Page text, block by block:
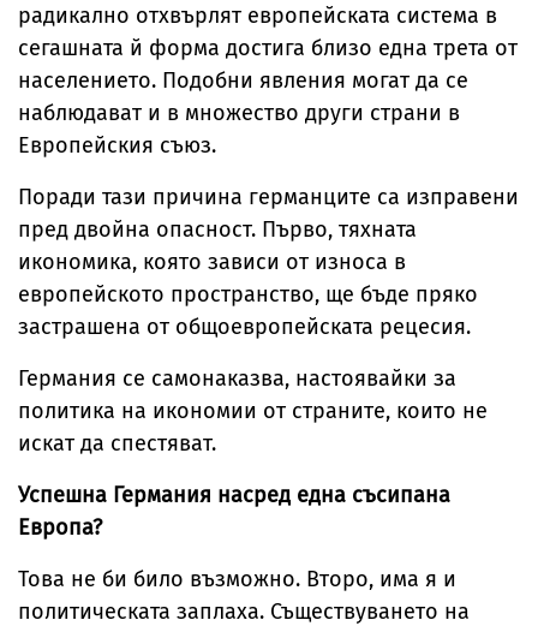
радикално отхвърлят европейската система в
сегашната й форма достига близо една трета от
населението. Подобни явления могат да се
наблюдават и в множество други страни в
Европейския съюз.
Поради тази причина германците са изправени
пред двойна опасност. Първо, тяхната
икономика, която зависи от износа в
европейското пространство, ще бъде пряко
застрашена от общоевропейската рецесия.
Германия се самонаказва, настоявайки за
политика на икономии от страните, които не
искат да спестяват.
Успешна Германия насред една съсипана
Европа?
Това не би било възможно. Второ, има я и
политическата заплаха. Съществуването на